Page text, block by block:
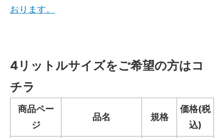
おります。
4リットルサイズをご希望の方はコ
チラ
商品ペー
ジ
品名 規格
価格(税
込)